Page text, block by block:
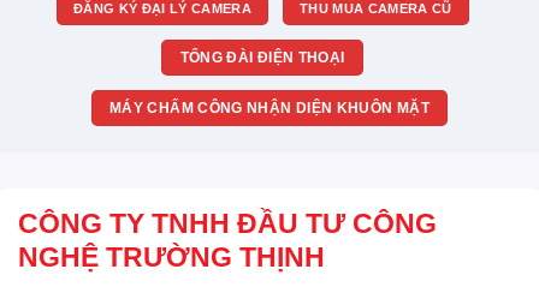
ĐĂNG KÝ ĐẠI LÝ CAMERA THU MUA CAMERA CŨ
TỔNG ĐÀI ĐIỆN THOẠI
MÁY CHẤM CÔNG NHẬN DIỆN KHUÔN MẶT
CÔNG TY TNHH ĐẦU TƯ CÔNG
NGHỆ TRƯỜNG THỊNH